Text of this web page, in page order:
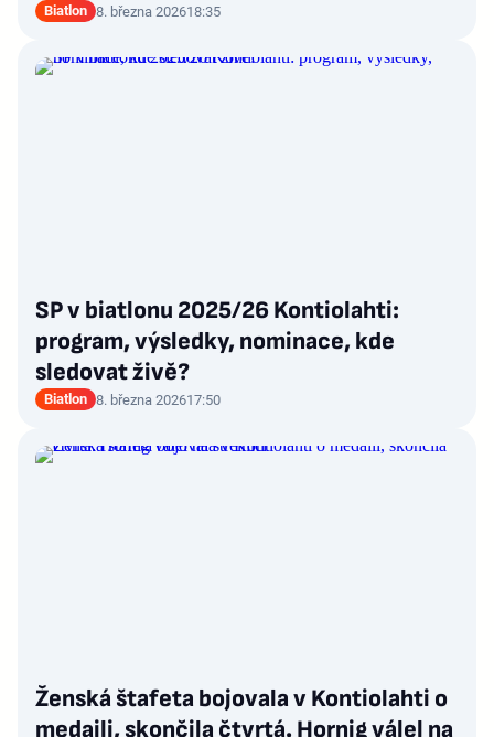
Biatlon 8. března 202618:35
SP v biatlonu 2025/26 Kontiolahti:
program, výsledky, nominace, kde
sledovat živě?
Biatlon 8. března 202617:50
Ženská štafeta bojovala v Kontiolahti o
medaili, skončila čtvrtá. Hornig válel na